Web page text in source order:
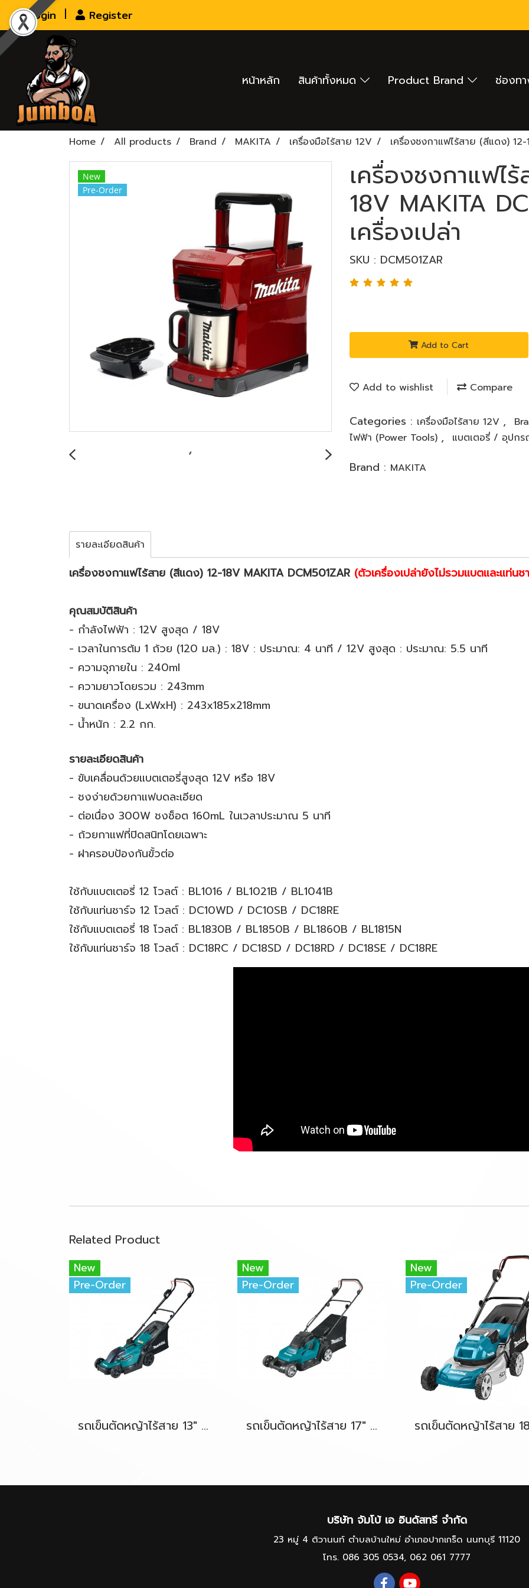
Login Register
หน้าหลัก สินค้าทั้งหมด Product Brand ช่องทา
Home All products Brand MAKITA เครื่องมือไร้สาย 12V เครื่องชงกาแฟไร้สาย (สีแดง)
New
Pre-Order
เครื่องชงกาแฟไ
18V MAKITA
เครื่องเปล่า
SKU : DCM501ZAR
Add to Cart
Add to wishlist Compare
Categories : เครื่องมือไร้สาย 12V ,
ไฟฟ้า (Power Tools) , แบตเตอรี่ / อุปกร
Brand : MAKITA
รายละเอียดสินค้า
เครื่องชงกาแฟไร้สาย (สีแดง) 12-18V MAKITA DCM501ZAR (ตัวเครื่องเปล่ายังไม่รวมแบตและแท่นช
คุณสมบัติสินค้า
- กำลังไฟฟ้า : 12V สูงสุด / 18V
- เวลาในการต้ม 1 ถ้วย (120 มล.) : 18V : ประมาณ: 4 นาที / 12V สูงสุด : ประมาณ: 5.5 นาที
- ความจุภายใน : 240ml
- ความยาวโดยรวม : 243mm
- ขนาดเครื่อง (LxWxH) : 243x185x218mm
- น้ำหนัก : 2.2 กก.
รายละเอียดสินค้า
- ขับเคลื่อนด้วยแบตเตอรี่สูงสุด 12V หรือ 18V
- ชงง่ายด้วยกาแฟบดละเอียด
- ต่อเนื่อง 300W ชงช็อต 160mL ในเวลาประมาณ 5 นาที
- ถ้วยกาแฟที่ปิดสนิทโดยเฉพาะ
- ฝาครอบป้องกันขั้วต่อ
ใช้กับแบตเตอรี่ 12 โวลต์ : BL1016 / BL1021B / BL1041B
ใช้กับแท่นชาร์จ 12 โวลต์ : DC10WD / DC10SB / DC18RE
ใช้กับแบตเตอรี่ 18 โวลต์ : BL1830B / BL1850B / BL1860B / BL1815N
ใช้กับแท่นชาร์จ 18 โวลต์ : DC18RC / DC18SD / DC18RD / DC18SE / DC18RE
Related Product
New
Pre-Order
รถเข็นตัดหญ้าไร้สาย 13" 18V-LXT MAKITA DLM330Z ตัวเครื่องเปล่า
New
Pre-Order
รถเข็นตัดหญ้าไร้สาย 17" 36V-LXT (18Vx2) MAKITA DLM432Z ตัวเครื่องเปล่า
New
Pre-Order
บริษัท จัมโบ้ เอ อินดัสทรี จำกัด
23 หมู่ 4 ติวานนท์ ตำบลบ้านใหม่ อำเภอปากเกร็ด นนทบุรี 11120
โทร. 086 305 0534, 062 061 7777